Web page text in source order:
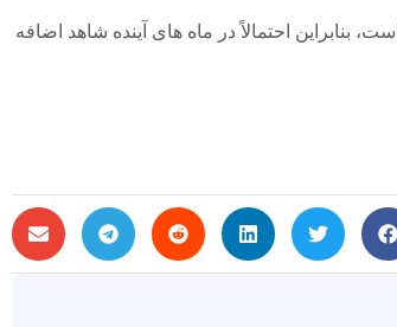
سوال واقعی این است که چه انتظاری از بقیه سال داریم؟ Embark می گوید که در حال توسعه “نقشه های متعدد” در “مقیاس های مختلف” برای سال 2026 است، بنابراین احتمالاً در ماه های آینده شاهد اضافه